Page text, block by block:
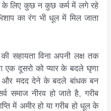
के लिए कुछ न कुछ कर्म में लगे रहे
का रंग भी धूल में मिल जाता
सहायता विना अपनी लक्ष तक
एक दूसरो को प्यार के बदले घृणा
और मदद देने के बदले बांधक बन
समाज नीरव हो जाते है, गरीब
में अमीर हो या गरीब हो धूल के